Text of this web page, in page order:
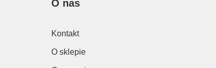
O nas
Kontakt
O sklepie